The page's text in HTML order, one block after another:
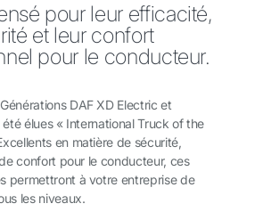
pour leur efficacité,
et leur confort
pour le conducteur.
DAF XD Electric et
élues « International Truck of the
en matière de sécurité,
confort pour le conducteur, ces
permettront à votre entreprise de
les niveaux.